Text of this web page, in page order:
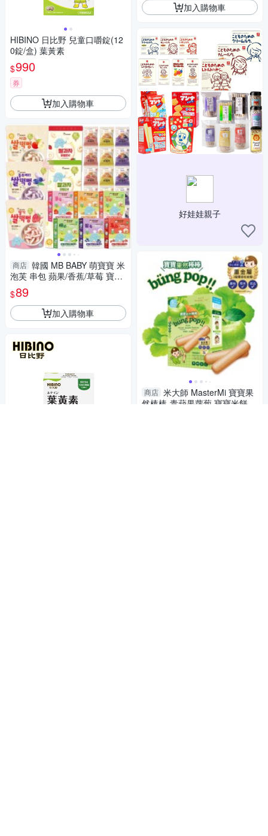
HIBINO 日比野 兒童口嚼錠(12
0錠/盒) 葉黃素
$990
券
加入購物車
商店 韓國 MB BABY 萌寶寶 米
泡芙 串包 蘋果/香蕉/草莓 寶寶
餅乾 萌寶熊米花泡芙 副食品
$89
加入購物車
加入購物車
好娃娃親子
商店 米大師 MasterMi 寶寶果
然棒棒-青蘋果蘿蔔 寶寶米餅